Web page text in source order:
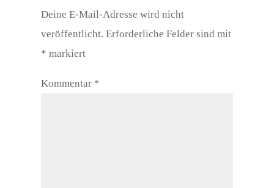
Deine E-Mail-Adresse wird nicht
veröffentlicht. Erforderliche Felder sind mit
* markiert
Kommentar *